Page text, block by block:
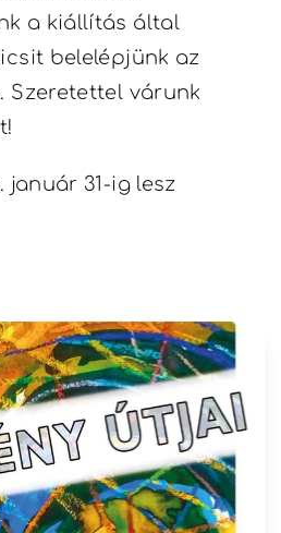
a kiállítás által
belelépjünk az
Szeretettel várunk
január 31-ig lesz